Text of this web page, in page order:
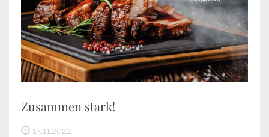
Zusammen stark!
15.11.2022